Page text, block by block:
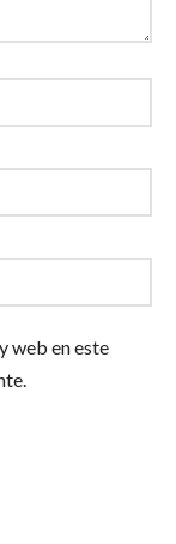
web en este